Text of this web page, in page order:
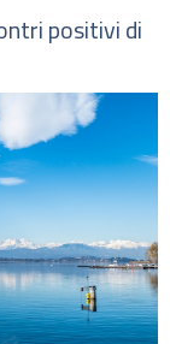
positivi di